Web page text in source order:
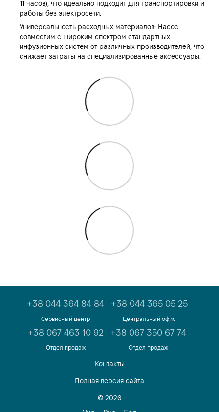
11 часов), что идеально подходит для транспортировки и
работы без электросети.
Универсальность расходных материалов: Насос
совместим с широким спектром стандартных
инфузионных систем от различных производителей, что
снижает затраты на специализированные аксессуары.
+38 044 364 84 84
Сервисный центр
+38 044 365 05 25
Центральный офис
+38 067 463 10 92
Отдел продаж
+38 067 350 67 74
Отдел продаж
Контакты
Полная версия сайта
© 2026